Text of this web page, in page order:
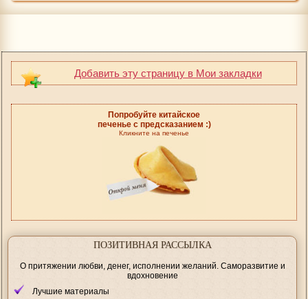
Добавить эту страницу в Мои закладки
Попробуйте китайское
печенье с предсказанием :)
Кликните на печенье
ПОЗИТИВНАЯ РАССЫЛКА
О притяжении любви, денег, исполнении желаний. Саморазвитие и
вдохновение
Лучшие материалы